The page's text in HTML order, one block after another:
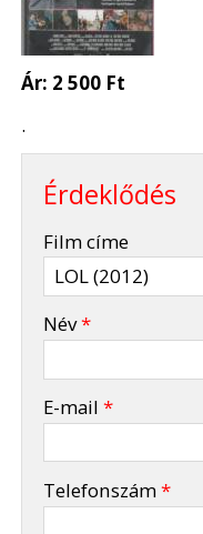
Ár: 2 500 Ft
.
Érdeklődés
Film címe
Név*
E-mail*
Telefonszám*